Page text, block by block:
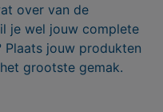
over van de
je wel jouw complete
Plaats jouw produkten
grootste gemak.